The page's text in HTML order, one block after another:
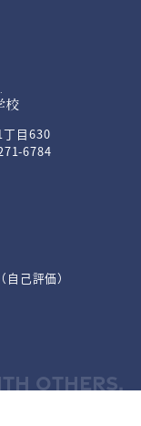
目630
6784
己評価）
OTHERS.